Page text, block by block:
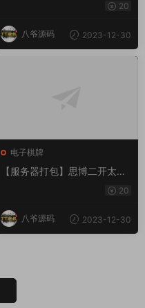
20
八爷源码 2023-12-30
电子棋牌
【服务器打包】思博二开太子
娱乐棋牌组件 完整数据+双端a
20
八爷源码 2023-12-30